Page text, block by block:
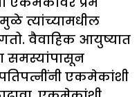
त्यांच्यामधील
वैवाहिक आयुष्यात
समस्यांपासून
एकमेकांशी